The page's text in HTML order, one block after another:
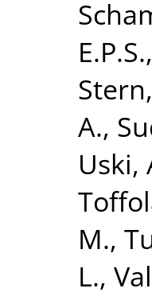
E.P.S.,
A.,
Uski,
M.,
L.,